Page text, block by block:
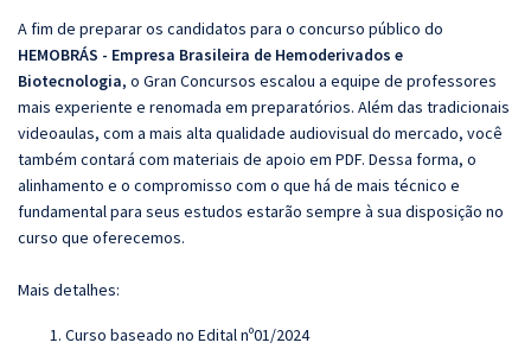
A fim de preparar os candidatos para o concurso público do
HEMOBRÁS - Empresa Brasileira de Hemoderivados e
Biotecnologia, o Gran Concursos escalou a equipe de professores
mais experiente e renomada em preparatórios. Além das tradicionais
videoaulas, com a mais alta qualidade audiovisual do mercado, você
também contará com materiais de apoio em PDF. Dessa forma, o
alinhamento e o compromisso com o que há de mais técnico e
fundamental para seus estudos estarão sempre à sua disposição no
curso que oferecemos.
Mais detalhes:
Curso baseado no Edital nº01/2024